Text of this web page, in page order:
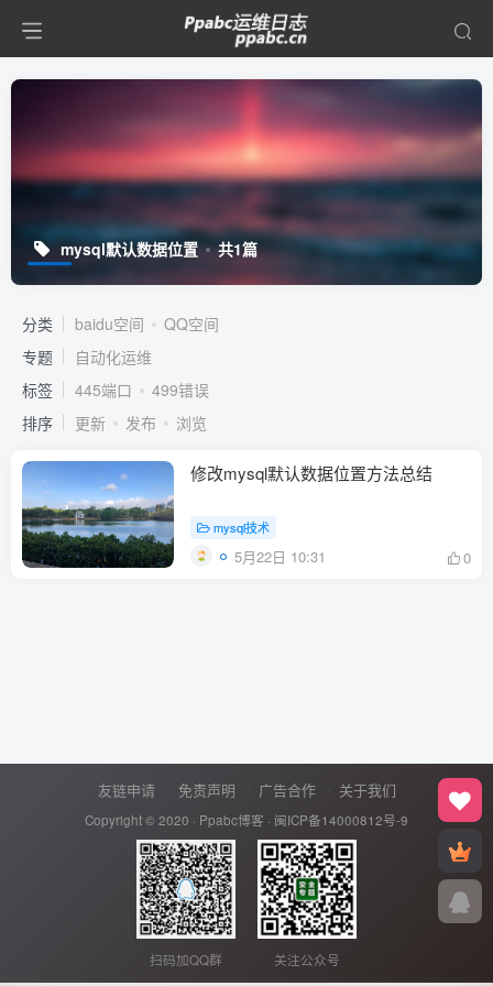
mysql默认数据位置 共1篇
分类 baidu空间
QQ空间
专题
自动化运维
标签
445端口
499错误
排序
更新 发布 浏览
修改mysql默认数据位置方法总结
mysql技术
5月22日 10:31 0
友链申请 免责声明 广告合作 关于我们
Copyright © 2020 · Ppabc博客 · 闽ICP备14000812号-9
扫码加QQ群 关注公众号